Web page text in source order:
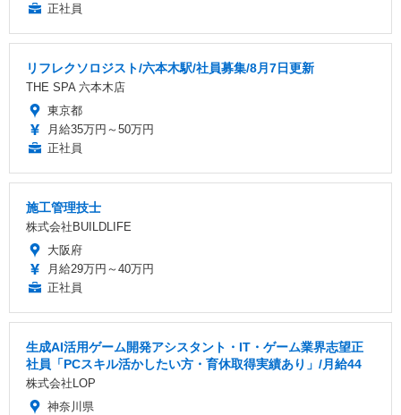
正社員
リフレクソロジスト/六本木駅/社員募集/8月7日更新
THE SPA 六本木店
東京都
月給35万円～50万円
正社員
施工管理技士
株式会社BUILDLIFE
大阪府
月給29万円～40万円
正社員
生成AI活用ゲーム開発アシスタント・IT・ゲーム業界志望正
社員「PCスキル活かしたい方・育休取得実績あり」/月給44
株式会社LOP
神奈川県